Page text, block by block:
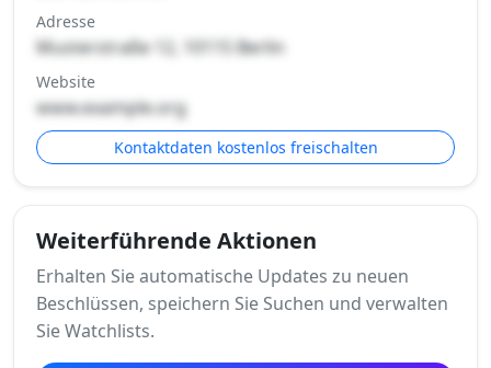
Adresse
Musterstraße 12, 10115 Berlin
Website
www.example.org
Kontaktdaten kostenlos freischalten
Weiterführende Aktionen
Erhalten Sie automatische Updates zu neuen
Beschlüssen, speichern Sie Suchen und verwalten
Sie Watchlists.